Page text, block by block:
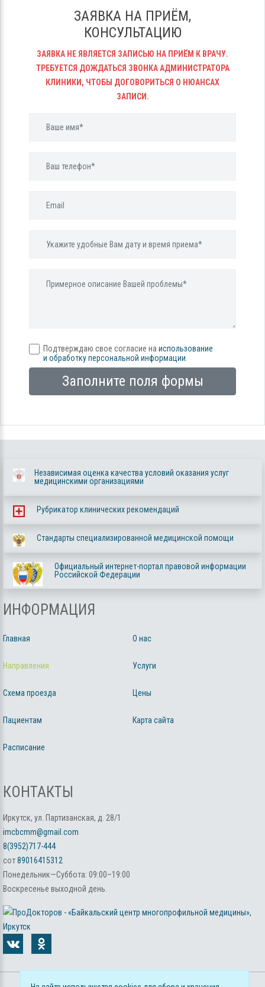
ЗАЯВКА НА ПРИЁМ,
КОНСУЛЬТАЦИЮ
ЗАЯВКА НЕ ЯВЛЯЕТСЯ ЗАПИСЬЮ НА ПРИЁМ К ВРАЧУ.
ТРЕБУЕТСЯ ДОЖДАТЬСЯ ЗВОНКА АДМИНИСТРАТОРА
КЛИНИКИ, ЧТОБЫ ДОГОВОРИТЬСЯ О НЮАНСАХ
ЗАПИСИ.
Подтверждаю свое согласие на использование
и обработку персональной информации
Заполните поля формы
Независимая оценка качества условий оказания услуг
медицинскими организациями
Рубрикатор клинических рекомендаций
Стандарты специализированной медицинской помощи
Официальный интернет-портал правовой информации
Российской Федерации
ИНФОРМАЦИЯ
Главная О нас
Направления Услуги
Схема проезда Цены
Пациентам Карта сайта
Расписание
КОНТАКТЫ
Иркутск, ул. Партизанская, д. 28/1
imcbcmm@gmail.com
8(3952)717-444
сот89016415312
Понедельник—Суббота: 09:00–19:00
Воскресенье выходной день.